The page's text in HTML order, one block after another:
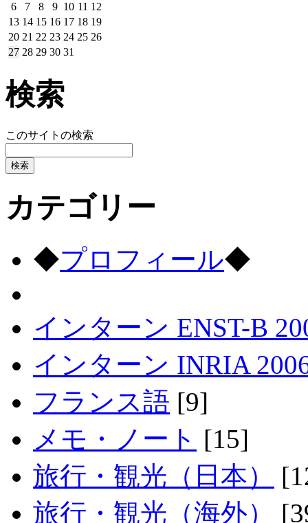
6
7 8 9 10 11 12
13 14 15 16 17 18 19
20 21 22 23 24 25 26
27 28 29 30 31
検索
このサイトの検索
カテゴリー
◆プロフィール◆
インターン ENST-B
インターン INRIA
フランス語 [9]
メモ・ノート [15]
旅行・観光（日本）
旅行・観光（海外）